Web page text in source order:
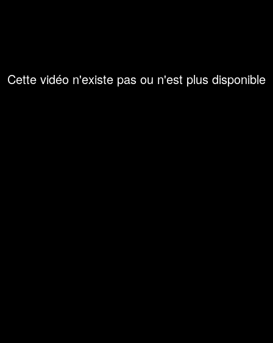
Cette vidéo n'existe pas ou n'est plus disponible